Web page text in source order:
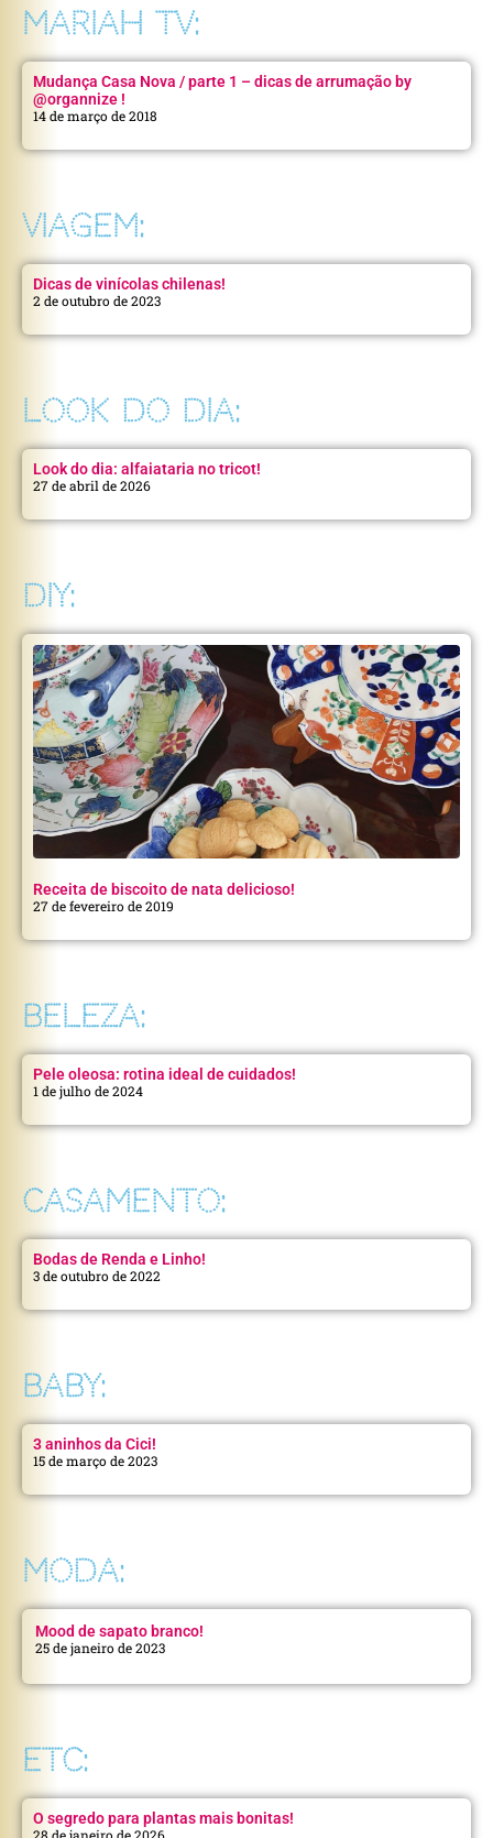
MARIAH TV:
Mudança Casa Nova / parte 1 – dicas de arrumação by
@organnize !
14 de março de 2018
VIAGEM:
Dicas de vinícolas chilenas!
2 de outubro de 2023
LOOK DO DIA:
Look do dia: alfaiataria no tricot!
27 de abril de 2026
DIY:
Receita de biscoito de nata delicioso!
27 de fevereiro de 2019
BELEZA:
Pele oleosa: rotina ideal de cuidados!
1 de julho de 2024
CASAMENTO:
Bodas de Renda e Linho!
3 de outubro de 2022
BABY:
3 aninhos da Cici!
15 de março de 2023
MODA:
Mood de sapato branco!
25 de janeiro de 2023
ETC:
O segredo para plantas mais bonitas!
28 de janeiro de 2026